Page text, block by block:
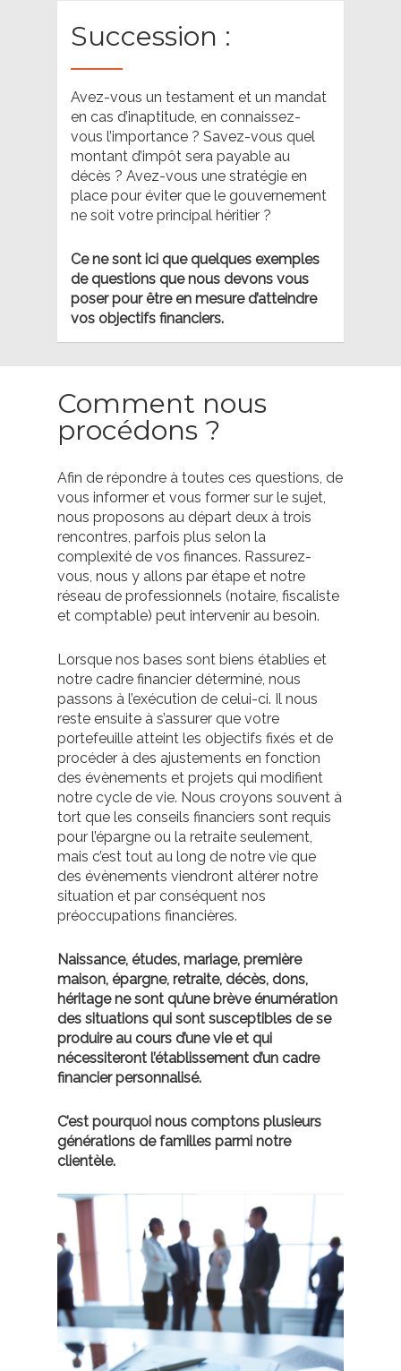
Succession :
Avez-vous un testament et un mandat
en cas d’inaptitude, en connaissez-
vous l’importance ? Savez-vous quel
montant d’impôt sera payable au
décès ? Avez-vous une stratégie en
place pour éviter que le gouvernement
ne soit votre principal héritier ?
Ce ne sont ici que quelques exemples
de questions que nous devons vous
poser pour être en mesure d’atteindre
vos objectifs financiers.
Comment nous
procédons ?
Afin de répondre à toutes ces questions, de
vous informer et vous former sur le sujet,
nous proposons au départ deux à trois
rencontres, parfois plus selon la
complexité de vos finances. Rassurez-
vous, nous y allons par étape et notre
réseau de professionnels (notaire, fiscaliste
et comptable) peut intervenir au besoin.
Lorsque nos bases sont biens établies et
notre cadre financier déterminé, nous
passons à l’exécution de celui-ci. Il nous
reste ensuite à s’assurer que votre
portefeuille atteint les objectifs fixés et de
procéder à des ajustements en fonction
des évènements et projets qui modifient
notre cycle de vie. Nous croyons souvent à
tort que les conseils financiers sont requis
pour l’épargne ou la retraite seulement,
mais c’est tout au long de notre vie que
des évènements viendront altérer notre
situation et par conséquent nos
préoccupations financières.
Naissance, études, mariage, première
maison, épargne, retraite, décès, dons,
héritage ne sont qu’une brève énumération
des situations qui sont susceptibles de se
produire au cours d’une vie et qui
nécessiteront l’établissement d’un cadre
financier personnalisé.
C’est pourquoi nous comptons plusieurs
générations de familles parmi notre
clientèle.